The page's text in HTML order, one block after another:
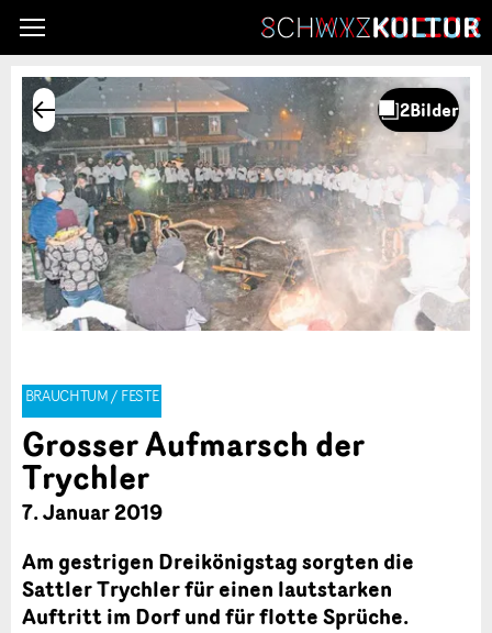
BRAUCHTUM / FESTE
Grosser Aufmarsch der
Trychler
7. Januar 2019
Am gestrigen Dreikönigstag sorgten die
Sattler Trychler für einen lautstarken
Auftritt im Dorf und für flotte Sprüche.